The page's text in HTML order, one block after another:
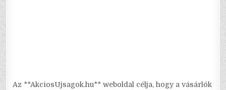
Az **AkciosUjsagok.hu** weboldal célja, hogy a vásárlók